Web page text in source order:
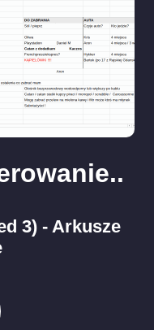
3) - Arkusze